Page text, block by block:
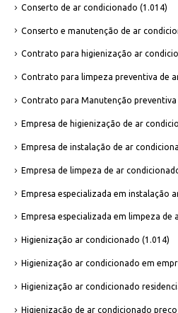
Conserto de ar condicionado (1.014)
Conserto e manutenção de ar
Contrato para higienização ar
Contrato para limpeza preventiva de
Contrato para Manutenção
Empresa de higienização de ar
Empresa de instalação de ar
Empresa de limpeza de ar
Empresa especializada em instalação
Empresa especializada em limpeza de
Higienização ar condicionado (1.014)
Higienização ar condicionado em
Higienização ar condicionado
Higienização de ar condicionado preço